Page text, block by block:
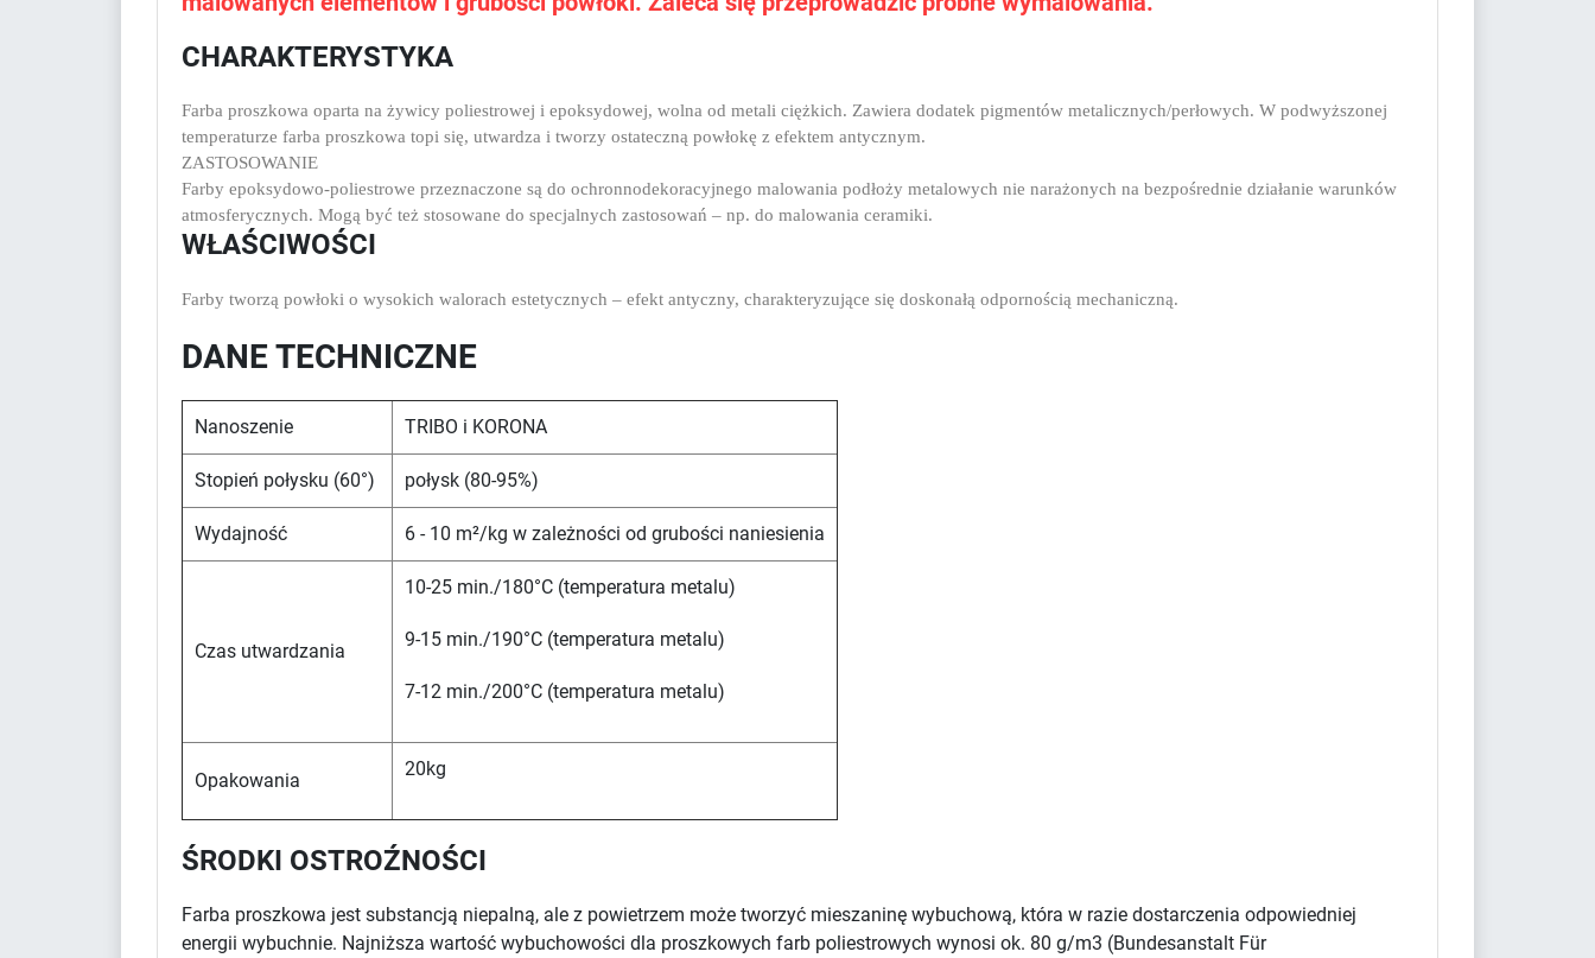
CHARAKTERYSTYKA
Farba proszkowa oparta na żywicy poliestrowej i epoksydowej, wolna od metali ciężkich. Zawiera dodatek pigmentów metalicznych/perłowych. W podwyższonej
temperaturze farba proszkowa topi się, utwardza i tworzy ostateczną powłokę z efektem antycznym.
ZASTOSOWANIE
Farby epoksydowo-poliestrowe przeznaczone są do ochronnodekoracyjnego malowania podłoży metalowych nie narażonych na bezpośrednie działanie warunków
atmosferycznych. Mogą być też stosowane do specjalnych zastosowań – np. do malowania ceramiki.
WŁAŚCIWOŚCI
Farby tworzą powłoki o wysokich walorach estetycznych – efekt antyczny, charakteryzujące się doskonałą odpornością mechaniczną.
DANE TECHNICZNE
Nanoszenie TRIBO i KORONA
Stopień połysku (60°) połysk (80-95%)
Wydajność 6 - 10 m²/kg w zależności od grubości naniesienia
Czas utwardzania
10-25 min./180°C (temperatura metalu)
9-15 min./190°C (temperatura metalu)
7-12 min./200°C (temperatura metalu)
Opakowania
20kg
ŚRODKI OSTROŹNOŚCI
Farba proszkowa jest substancją niepalną, ale z powietrzem może tworzyć mieszaninę wybuchową, która w razie dostarczenia odpowiedniej
energii wybuchnie. Najniższa wartość wybuchowości dla proszkowych farb poliestrowych wynosi ok. 80 g/m3 (Bundesanstalt Für